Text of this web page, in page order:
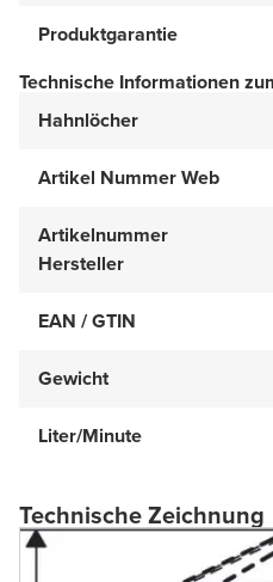
Produktgarantie
Technische Informationen
Hahnlöcher
Artikel Nummer Web
Artikelnummer
Hersteller
EAN / GTIN
Gewicht
Liter/Minute
Technische Zeichnung